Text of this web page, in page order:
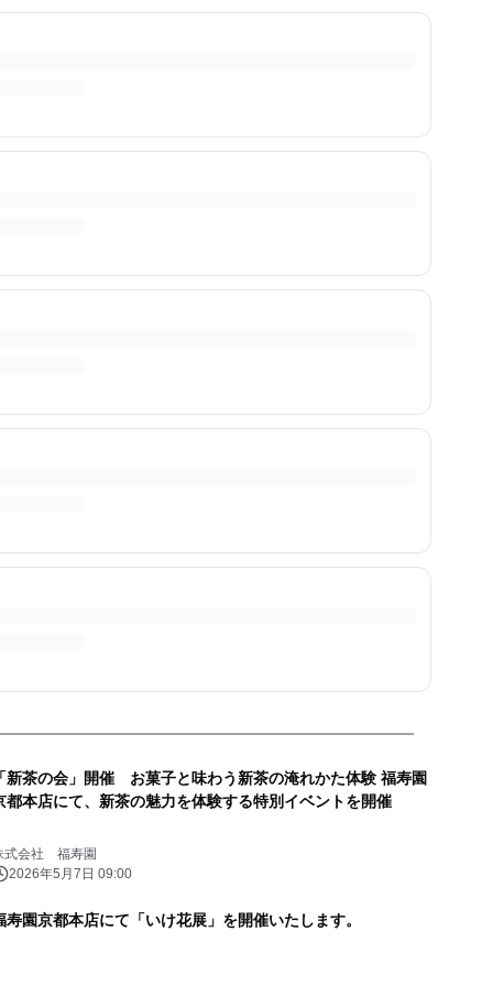
「新茶の会」開催 お菓子と味わう新茶の淹れかた体験 福寿園
都本店にて、新茶の魅力を体験する特別イベントを開催
式会社 福寿園
2026年5月7日 09:00
寿園京都本店にて「いけ花展」を開催いたします。